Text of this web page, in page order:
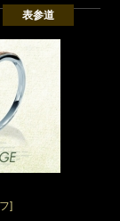
表参道
]